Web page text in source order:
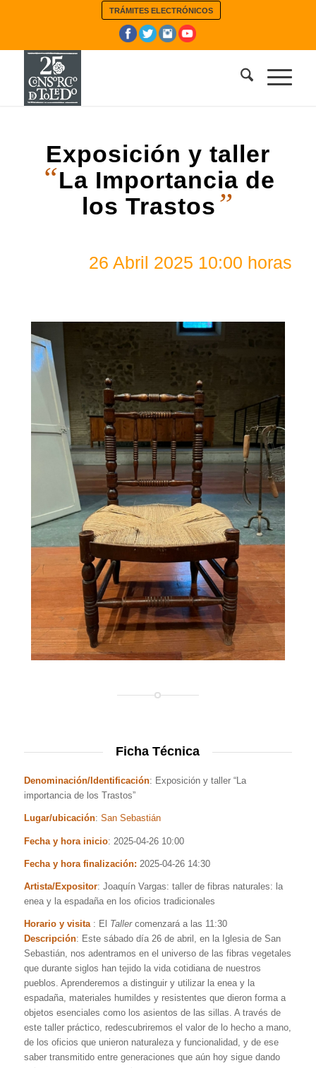
TRÁMITES ELECTRÓNICOS
Exposición y taller
“La Importancia de
los Trastos ”
26 Abril 2025 10:00 horas
Ficha Técnica
Denominación/Identificación: Exposición y taller “La
importancia de los Trastos”
Lugar/ubicación: San Sebastián
Fecha y hora inicio: 2025-04-26 10:00
Fecha y hora finalización: 2025-04-26 14:30
Artista/Expositor: Joaquín Vargas: taller de fibras naturales: la
enea y la espadaña en los oficios tradicionales
Horario y visita : El Taller comenzará a las 11:30
Descripción: Este sábado día 26 de abril, en la Iglesia de San
Sebastián, nos adentramos en el universo de las fibras vegetales
que durante siglos han tejido la vida cotidiana de nuestros
pueblos. Aprenderemos a distinguir y utilizar la enea y la
espadaña, materiales humildes y resistentes que dieron forma a
objetos esenciales como los asientos de las sillas. A través de
este taller práctico, redescubriremos el valor de lo hecho a mano,
de los oficios que unieron naturaleza y funcionalidad, y de ese
saber transmitido entre generaciones que aún hoy sigue dando